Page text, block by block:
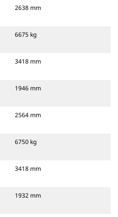
2638 mm
6675 kg
3418 mm
1946 mm
2564 mm
6750 kg
3418 mm
1932 mm